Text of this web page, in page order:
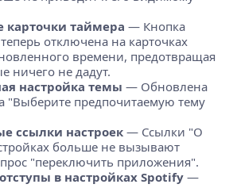
карточки таймера — Кнопка
отключена на карточках
времени, предотвращая
ничего не дадут.
настройка темы — Обновлена
"Выберите предпочитаемую тему
ссылки настроек — Ссылки "О
больше не вызывают
"переключить приложения".
в настройках Spotify—